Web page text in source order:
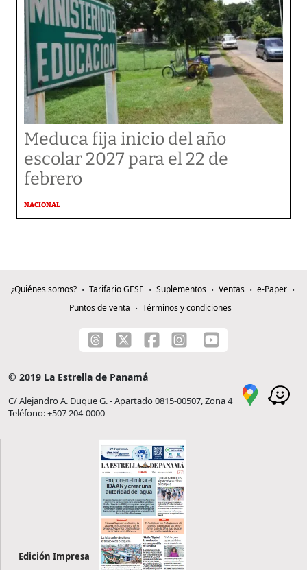
Meduca fija inicio del año
escolar 2027 para el 22 de
febrero
NACIONAL
¿Quiénes somos? Tarifario GESE Suplementos Ventas
e-Paper
Puntos de venta
Términos y condiciones
© 2019 La Estrella de Panamá
C/ Alejandro A. Duque G. - Apartado 0815-00507, Zona 4
Teléfono: +507 204-0000
Edición Impresa